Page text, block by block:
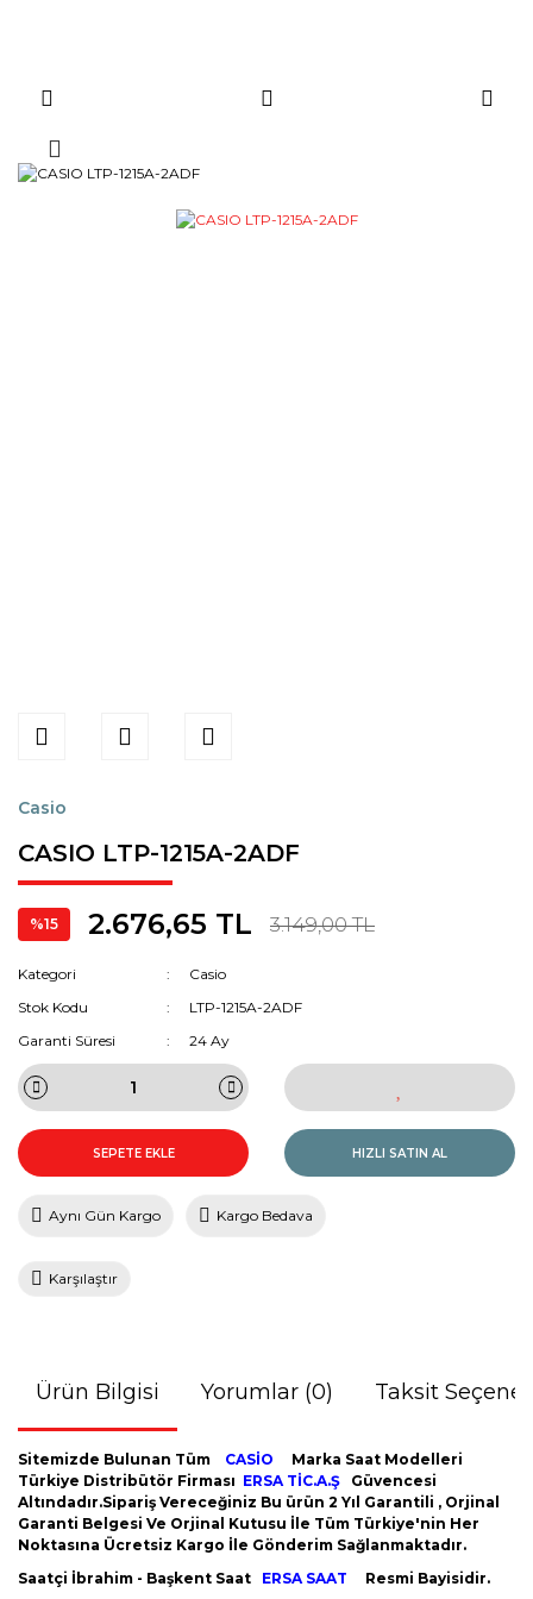
Casio
CASIO LTP-1215A-2ADF
%15 2.676,65 TL 3.149,00 TL
Kategori
Casio
Stok Kodu
LTP-1215A-2ADF
Garanti Süresi
24 Ay
SEPETE EKLE HIZLI SATIN AL
Aynı Gün Kargo Kargo Bedava
Karşılaştır
Ürün Bilgisi Yorumlar (0) Taksit
Sitemizde Bulunan Tüm CASİO
Marka Saat Modelleri
Türkiye Distribütör Firması ERSA TİC.A.Ş
Güvencesi
Altındadır.Sipariş Vereceğiniz Bu ürün 2 Yıl Garantili , Orjinal
Garanti Belgesi Ve Orjinal Kutusu İle Tüm Türkiye'nin Her
Noktasına Ücretsiz Kargo İle Gönderim Sağlanmaktadır.
Saatçi İbrahim - Başkent Saat ERSA SAAT Resmi Bayisidir.